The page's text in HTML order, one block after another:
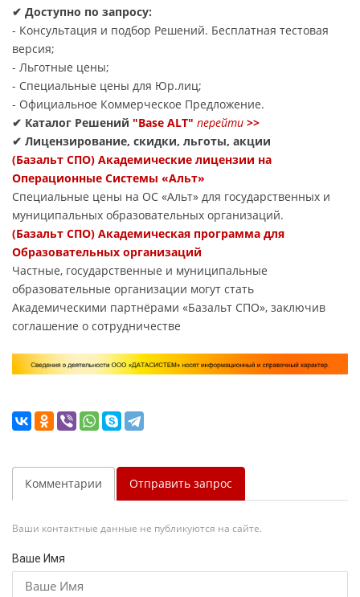
✔ Доступно по запросу:
- Консультация и подбор Решений. Бесплатная тестовая
версия;
- Льготные цены;
- Специальные цены для Юр.лиц;
- Официальное Коммерческое Предложение.
✔ Каталог Решений "Base ALT" перейти >>
✔ Лицензирование, скидки, льготы, акции
(Базальт СПО) Академические лицензии на
Операционные Системы «Альт»
Специальные цены на ОС «Альт» для государственных и
муниципальных образовательных организаций.
(Базальт СПО) Академическая программа для
Образовательных организаций
Частные, государственные и муниципальные
образовательные организации могут стать
Академическими партнёрами «Базальт СПО», заключив
соглашение о сотрудничестве
Комментарии Отправить запрос
Ваши контактные данные не публикуются на сайте.
Ваше Имя